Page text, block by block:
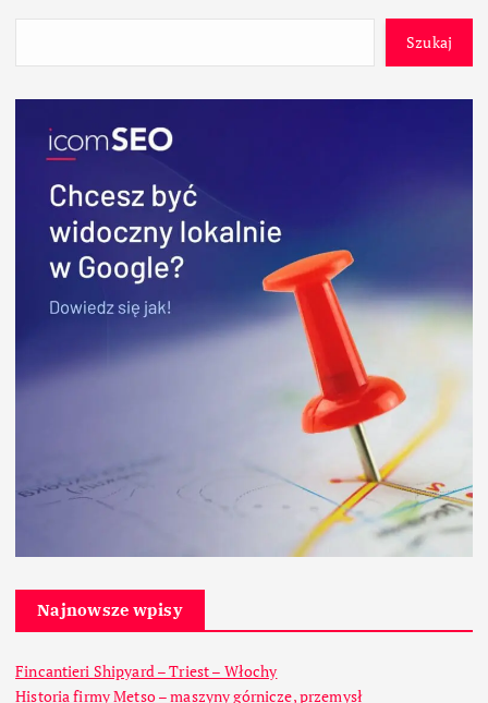
Szukaj
Najnowsze wpisy
Fincantieri Shipyard – Triest – Włochy
Historia firmy Metso – maszyny górnicze, przemysł